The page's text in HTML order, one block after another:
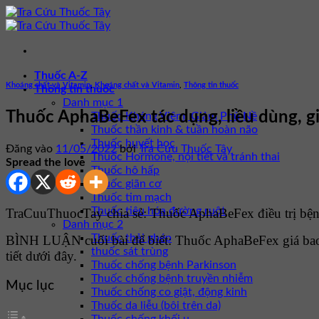
Bỏ
qua
dung
Thuốc A-Z
Thông tin thuốc
Danh mục 1
Thuốc Kháng Viêm, Giảm Phù Nề
Thuốc thần kinh & tuần hoàn não
Thuốc huyết học
Thuốc Hormone, nội tiết và tránh thai
Thuốc hô hấp
Thuốc giãn cơ
Thuốc tim mạch
Thuốc tiêu hóa đường ruột
Danh mục 2
Thuốc thải ghép
thuốc sát trùng
Thuốc chống bệnh Parkinson
Thuốc chống bệnh truyền nhiễm
Thuốc chống co giật, động kinh
Thuốc da liễu (bôi trên da)
Khoáng chất và Vitamin, Khoáng chất và Vitamin Thông tin thuốc
Thuốc AphaBeFex tác dụng, liều dùng,
Đăng vào 11/05/2022 bởiTra Cứu Thuốc Tây
Spread the love
TraCuuThuocTay chia sẻ: Thuốc AphaBeFex điều trị
BÌNH LUẬN cuối bài để biết: Thuốc AphaBeFex giá
tiết dưới đây.
Mục lục